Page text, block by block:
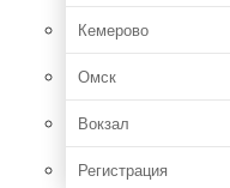
Кемерово
Омск
Вокзал
Регистрация